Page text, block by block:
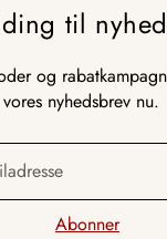
til
og
vores nyhedsbrev nu.
Abonner